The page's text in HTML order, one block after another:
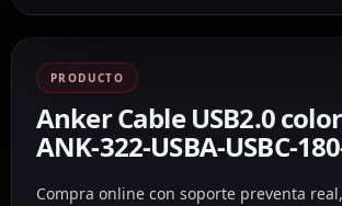
PRODUCTO
Anker Cable USB2.0
ANK-322-USBA-USBC-
Compra online con soporte preventa